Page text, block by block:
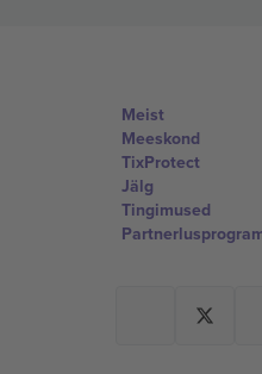
Meist
Meeskond
TixProtect
Jälg
Tingimused